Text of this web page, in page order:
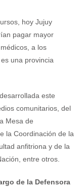
hoy Jujuy
pagar mayor
a los
una provincia
este
comunitarios, del
Mesa de
la Coordinación de la
anfitriona y de la
entre otros.
de la Defensora